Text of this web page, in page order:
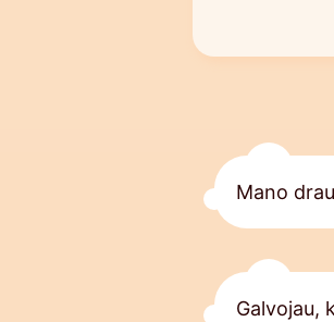
Mano
Galvojau,